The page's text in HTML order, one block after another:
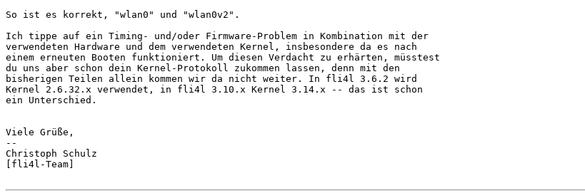
So ist es korrekt, "wlan0" und "wlan0v2".
Ich tippe auf ein Timing- und/oder Firmware-Problem in Kombination mit der
verwendeten Hardware und dem verwendeten Kernel, insbesondere da es nach
einem erneuten Booten funktioniert. Um diesen Verdacht zu erhärten, müsstest
du uns aber schon dein Kernel-Protokoll zukommen lassen, denn mit den
bisherigen Teilen allein kommen wir da nicht weiter. In fli4l 3.6.2 wird
Kernel 2.6.32.x verwendet, in fli4l 3.10.x Kernel 3.14.x -- das ist schon
ein Unterschied.
Viele Grüße,
--
Christoph Schulz
[fli4l-Team]